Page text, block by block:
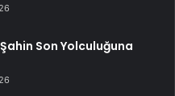
Son Yolculuğuna